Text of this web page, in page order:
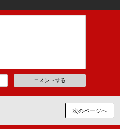
コメントする
次のページヘ